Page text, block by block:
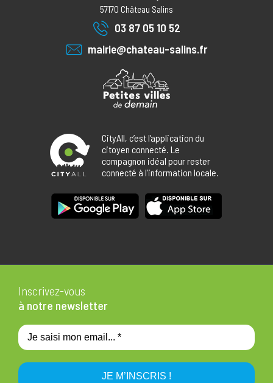
57170 Château Salins
03 87 05 10 52
mairie@chateau-salins.fr
CityAll, c’est l’application du
citoyen connecté. Le
compagnon idéal pour rester
connecté à l’information locale.
Inscrivez-vous
à notre newsletter